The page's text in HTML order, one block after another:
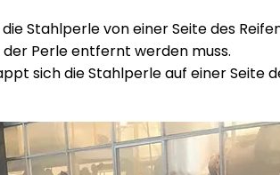
Stahlperle von einer Seite des
Perle entfernt werden muss.
sich die Stahlperle auf einer Seite